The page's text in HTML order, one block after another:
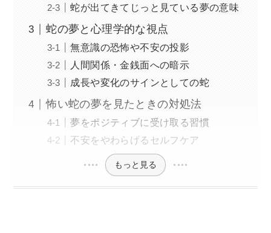
蛇が出てきてじっと見ている夢の意味
蛇の夢と心理学的な視点
無意識の恐怖や不安の投影
人間関係・金銭面への暗示
成長や変化のサインとしての蛇
怖い蛇の夢を見たときの対処法
夢をポジティブに受け取る習慣
不安をやわらげるセルフケア
もっと見る